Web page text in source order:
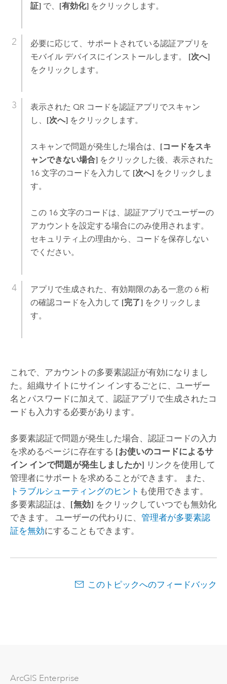
証]で、 [有効化]をクリックします。
必要に応じて、サポートされている認証アプリを
モバイル デバイスにインストールします。 [次へ]
をクリックします。
表示された QR コードを認証アプリでスキャン
し、 [次へ]をクリックします。
スキャンで問題が発生した場合は、 [コードをスキ
ャンできない場合]をクリックした後、表示された
16 文字のコードを入力して [次へ]をクリックしま
す。
この 16 文字のコードは、認証アプリでユーザーの
アカウントを設定する場合にのみ使用されます。
セキュリティ上の理由から、コードを保存しない
でください。
アプリで生成された、有効期限のある一意の 6 桁
の確認コードを入力して [完了]をクリックしま
す。
これで、アカウントの多要素認証が有効になりまし
た。組織サイトにサイン インするごとに、ユーザー
名とパスワードに加えて、認証アプリで生成されたコ
ードも入力する必要があります。
多要素認証で問題が発生した場合、認証コードの入力
を求めるページに存在する [お使いのコードによるサ
イン インで問題が発生しましたか] リンクを使用して
管理者にサポートを求めることができます。 また、
トラブルシューティングのヒント も使用できます。
多要素認証は、 [無効] をクリックしていつでも無効化
できます。 ユーザーの代わりに、 管理者が多要素認
証を無効にすることもできます。
このトピックへのフィードバック
ArcGIS Enterprise